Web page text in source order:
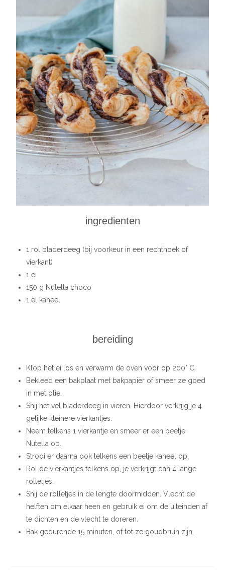
ingredienten
1 rol bladerdeeg (bij voorkeur in een rechthoek of
vierkant)
1 ei
150 g Nutella choco
1 el kaneel
bereiding
Klop het ei los en verwarm de oven voor op 200° C.
Bekleed een bakplaat met bakpapier of smeer ze goed
in met olie.
Snij het vel bladerdeeg in vieren. Hierdoor verkrijg je 4
gelijke kleinere vierkantjes.
Neem telkens 1 vierkantje en smeer er een beetje
Nutella op.
Strooi er daarna ook telkens een beetje kaneel op.
Rol de vierkantjes telkens op, je verkrijgt dan 4 lange
rolletjes.
Snij de rolletjes in de lengte doormidden. Vlecht de
helften om elkaar heen en gebruik ei om de uiteinden af
te dichten en de vlecht te doreren.
Bak gedurende 15 minuten, of tot ze goudbruin zijn.